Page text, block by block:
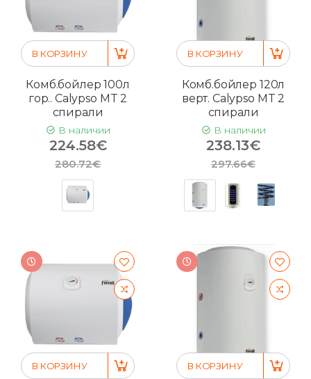
В КОРЗИНУ
Комб.бойлер 100л
гор.. Calypso MT 2
спирали
В наличии
224.58€
280.72€
В КОРЗИНУ
Комб.бойлер 120л
верт. Calypso MT 2
спирали
В наличии
238.13€
297.66€
В КОРЗИНУ В КОРЗИНУ